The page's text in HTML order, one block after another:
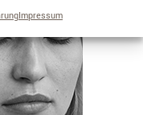
Impressum